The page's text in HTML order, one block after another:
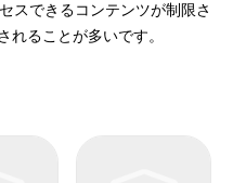
スできるコンテンツが制限さ
れることが多いです。